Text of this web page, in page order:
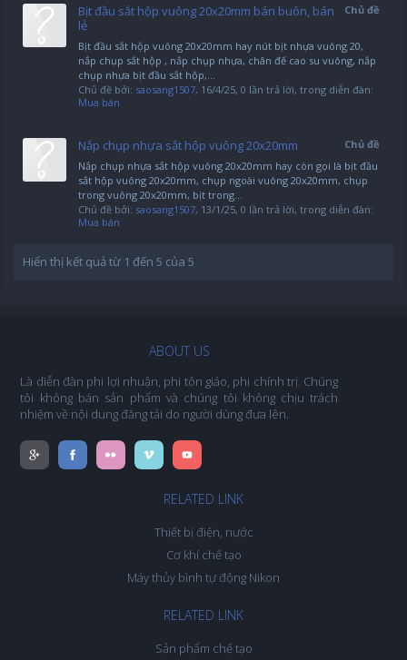
Chủ đề
Bịt đầu sắt hộp vuông 20x20mm bán buôn, bán
lẻ
Bịt đầu sắt hộp vuông 20x20mm hay nút bịt nhựa vuông 20,
nắp chụp sắt hộp , nắp chụp nhựa, chân đế cao su vuông, nắp
chụp nhựa bịt đầu sắt hộp,...
Chủ đề bởi: saosang1507, 16/4/25, 0 lần trả lời, trong diễn đàn:
Mua bán
Chủ đề
Nắp chụp nhựa sắt hộp vuông 20x20mm
Nắp chụp nhựa sắt hộp vuông 20x20mm hay còn gọi là bịt đầu
sắt hộp vuông 20x20mm, chụp ngoài vuông 20x20mm, chụp
trong vuông 20x20mm, bịt trong...
Chủ đề bởi: saosang1507, 13/1/25, 0 lần trả lời, trong diễn đàn:
Mua bán
Hiển thị kết quả từ 1 đến 5 của 5
ABOUT US
Là diễn đàn phi lợi nhuận, phi tôn giáo, phi chính trị. Chúng
tôi không bán sản phẩm và chúng tôi không chịu trách
nhiệm về nội dung đăng tải do người dùng đưa lên.
RELATED LINK
Thiết bị điện, nước
Cơ khí chế tạo
Máy thủy bình tự động Nikon
RELATED LINK
Sản phẩm chế tạo